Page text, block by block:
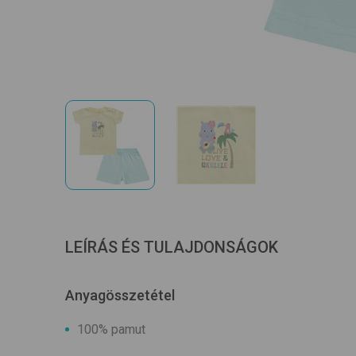
LEÍRÁS ÉS TULAJDONSÁGOK
Anyagösszetétel
100% pamut